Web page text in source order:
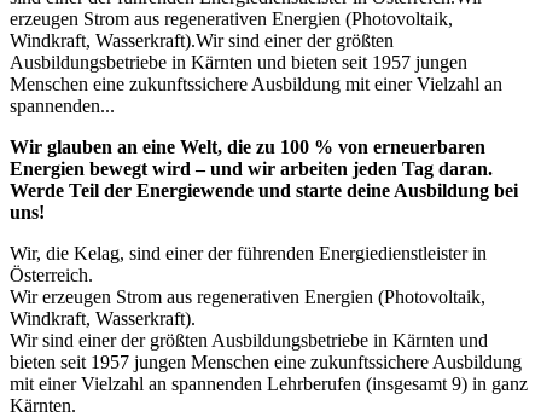
erzeugen Strom aus regenerativen Energien (Photovoltaik,
Windkraft, Wasserkraft).Wir sind einer der größten
Ausbildungsbetriebe in Kärnten und bieten seit 1957 jungen
Menschen eine zukunftssichere Ausbildung mit einer Vielzahl an
spannenden...
Wir glauben an eine Welt, die zu 100 % von erneuerbaren
Energien bewegt wird – und wir arbeiten jeden Tag daran.
Werde Teil der Energiewende und starte deine Ausbildung bei
uns!
Wir, die Kelag, sind einer der führenden Energiedienstleister in
Österreich.
Wir erzeugen Strom aus regenerativen Energien (Photovoltaik,
Windkraft, Wasserkraft).
Wir sind einer der größten Ausbildungsbetriebe in Kärnten und
bieten seit 1957 jungen Menschen eine zukunftssichere Ausbildung
mit einer Vielzahl an spannenden Lehrberufen (insgesamt 9) in ganz
Kärnten.